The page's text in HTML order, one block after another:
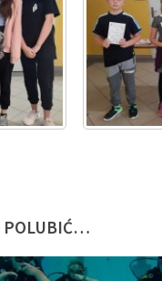
POLUBIĆ…